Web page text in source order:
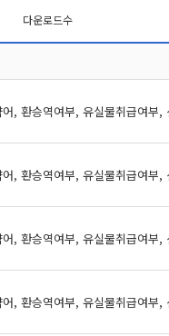
다운로드수